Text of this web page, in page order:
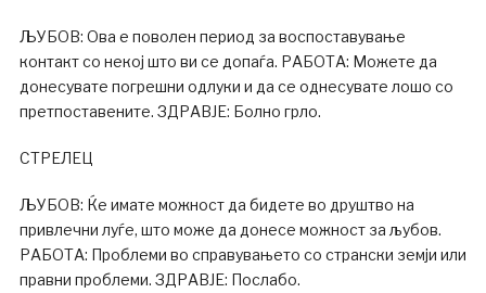
ЉУБОВ: Ова е поволен период за воспоставување
контакт со некој што ви се допаѓа. РАБОТА: Можете да
донесувате погрешни одлуки и да се однесувате лошо со
претпоставените. ЗДРАВЈЕ: Болно грло.
СТРЕЛЕЦ
ЉУБОВ: Ќе имате можност да бидете во друштво на
привлечни луѓе, што може да донесе можност за љубов.
РАБОТА: Проблеми во справувањето со странски земји или
правни проблеми. ЗДРАВЈЕ: Послабо.